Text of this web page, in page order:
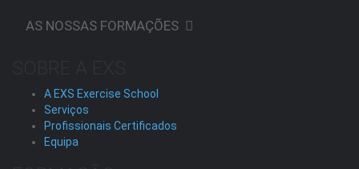
AS NOSSAS FORMAÇÕES
A EXS Exercise School
Serviços
Profissionais Certificados
Equipa